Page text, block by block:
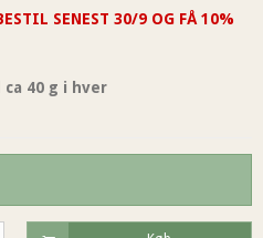
SENEST 30/9 OG FÅ 10%
40 g i hver